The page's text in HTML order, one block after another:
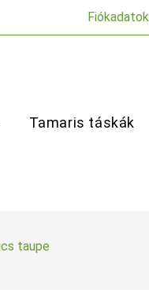
Tamaris táskák
taupe